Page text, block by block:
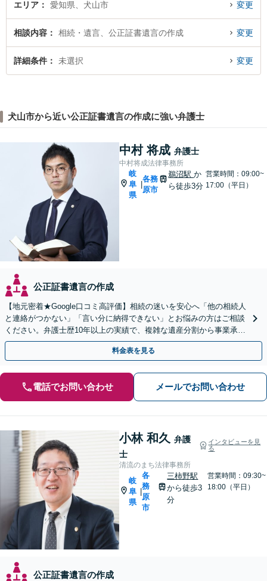
エリア 愛知県、犬山市 変更
相談内容 相続・遺言、公正証書遺言の作成 変更
詳細条件 未選択 変更
犬山市から近い公正証書遺言の作成に強い弁護士
中村 将成 弁護士
中村将成法律事務所
岐
阜
県
各務
原市
鵜沼駅か
ら徒歩3分
営業時間：09:00~
17:00（平日）
公正証書遺言の作成
【地元密着★Google口コミ高評価】相続の迷いを安心へ「他の相続人
と連絡がつかない」「言い分に納得できない」とお悩みの方はご相談
ください。弁護士歴10年以上の実績で、複雑な遺産分割から事業承継
まで幅広く対応【休日・夜間相談可｜駐車場あり】
料金表を見る
電話でお問い合わせ メールでお問い合わせ
小林 和久 弁護
士
インタビューを見
る
清流のまち法律事務所
岐
阜
県
各
務
原
市
三柿野駅
から徒歩3
分
営業時間：09:30~
18:00（平日）
公正証書遺言の作成